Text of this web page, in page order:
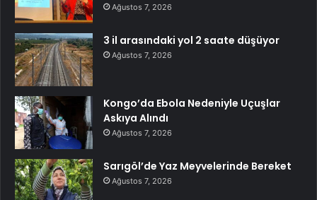
Ağustos 7, 2026
3 il arasındaki yol 2 saate düşüyor
Ağustos 7, 2026
Kongo’da Ebola Nedeniyle Uçuşlar
Askıya Alındı
Ağustos 7, 2026
Sarıgöl’de Yaz Meyvelerinde Bereket
Ağustos 7, 2026